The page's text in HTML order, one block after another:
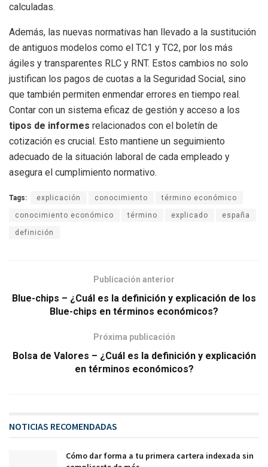
calculadas.
Además, las nuevas normativas han llevado a la sustitución
de antiguos modelos como el TC1 y TC2, por los más
ágiles y transparentes RLC y RNT. Estos cambios no solo
justifican los pagos de cuotas a la Seguridad Social, sino
que también permiten enmendar errores en tiempo real.
Contar con un sistema eficaz de gestión y acceso a los
tipos de informes relacionados con el boletín de
cotización es crucial. Esto mantiene un seguimiento
adecuado de la situación laboral de cada empleado y
asegura el cumplimiento normativo.
Tags: explicación conocimiento término económico
conocimiento económico término explicado españa
definición
Publicación anterior
Blue-chips – ¿Cuál es la definición y explicación de los
Blue-chips en términos económicos?
Próxima publicación
Bolsa de Valores – ¿Cuál es la definición y explicación
en términos económicos?
NOTICIAS RECOMENDADAS
Cómo dar forma a tu primera cartera indexada sin